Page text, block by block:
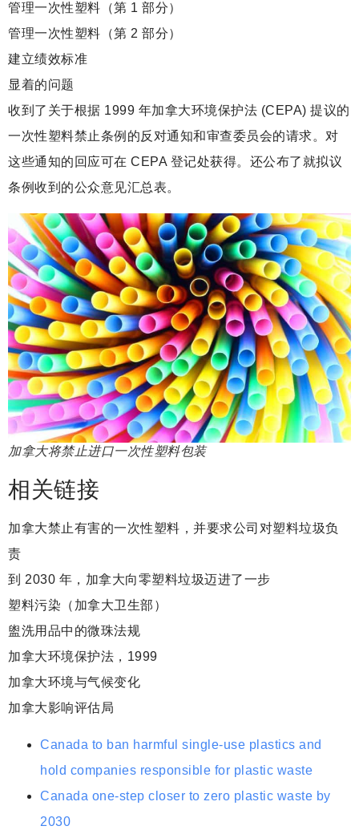
管理一次性塑料（第 1 部分）
管理一次性塑料（第 2 部分）
建立绩效标准
显着的问题
收到了关于根据 1999 年加拿大环境保护法 (CEPA) 提议的
一次性塑料禁止条例的反对通知和审查委员会的请求。对
这些通知的回应可在 CEPA 登记处获得。还公布了就拟议
条例收到的公众意见汇总表。
加拿大将禁止进口一次性塑料包装
相关链接
加拿大禁止有害的一次性塑料，并要求公司对塑料垃圾负
责
到 2030 年，加拿大向零塑料垃圾迈进了一步
塑料污染（加拿大卫生部）
盥洗用品中的微珠法规
加拿大环境保护法，1999
加拿大环境与气候变化
加拿大影响评估局
Canada to ban harmful single-use plastics and
hold companies responsible for plastic waste
Canada one-step closer to zero plastic waste by
2030